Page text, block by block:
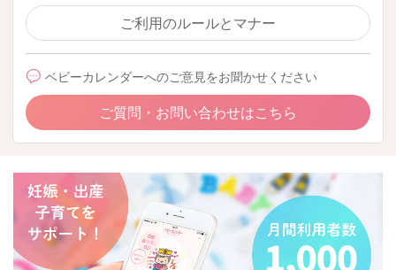
ご利用のルールとマナー
ベビーカレンダーへのご意見をお聞かせください
ご質問・お問い合わせはこちら